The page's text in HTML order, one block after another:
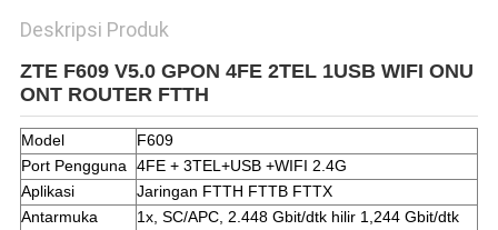
Deskripsi Produk
ZTE F609 V5.0 GPON 4FE 2TEL 1USB WIFI ONU
ONT ROUTER FTTH
Model
F609
Port Pengguna 4FE + 3TEL+USB +WIFI 2.4G
Aplikasi
Jaringan FTTH FTTB FTTX
Antarmuka
1x, SC/APC, 2.448 Gbit/dtk hilir 1,244 Gbit/dtk